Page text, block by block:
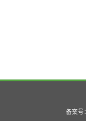
备案号